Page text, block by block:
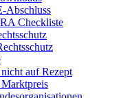
Abschluss
Checkliste
auf Rezept